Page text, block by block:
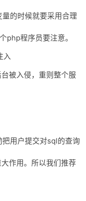
的时候就要采用合理
php程序员要注意。
入
被入侵，重则整个服
用户提交对sql的查询
作用。所以我们推荐